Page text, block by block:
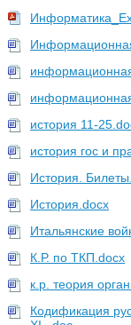
история 11-
история гос и
История.
История.docx
Итальянские
К.Р. по ТКП.docx
к.р. теория
Кодификация